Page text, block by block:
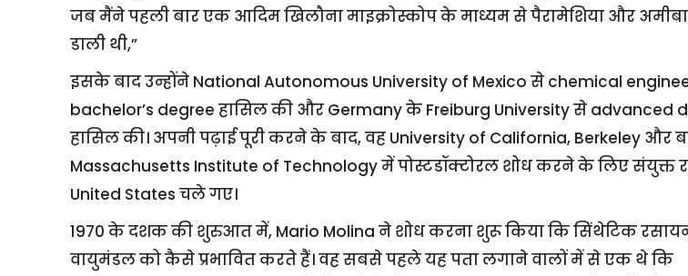
जब मैंने पहली बार एक आदिम खिलौना माइक्रोस्कोप के माध्यम से पैरामेशिया और
डाली थी,”
इसके बाद उन्होंने National Autonomous University of Mexico से chemical
bachelor’s degree हासिल की और Germany के Freiburg University से advanced
हासिल की। अपनी पढ़ाई पूरी करने के बाद, वह University of California, Berkeley और
Massachusetts Institute of Technology में पोस्टडॉक्टोरल शोध करने के लिए संयुक्त
United States चले गए।
1970 के दशक की शुरुआत में, Mario Molina ने शोध करना शुरू किया कि सिंथेटिक
वायुमंडल को कैसे प्रभावित करते हैं। वह सबसे पहले यह पता लगाने वालों में से एक थे कि